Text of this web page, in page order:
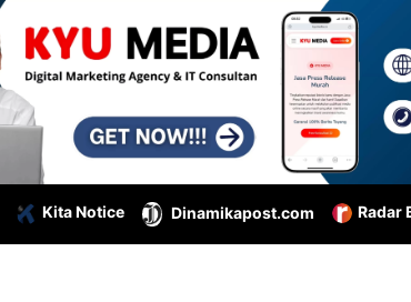
Kita Notice Dinamikapost.com Radar